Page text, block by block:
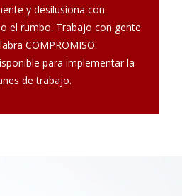
y desilusiona con
el rumbo. Trabajo con gente
COMPROMISO.
para implementar la
de trabajo.